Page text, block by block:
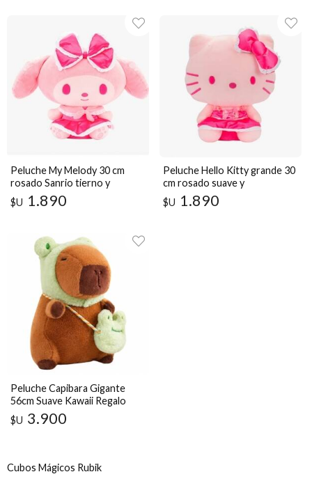
Cubos Mágicos Rubik
Peluche My Melody 30 cm
rosado Sanrio tierno y
coleccionable
$U 1.890
Peluche Hello Kitty grande 30
cm rosado suave y
coleccionable
$U 1.890
Peluche Capibara Gigante
56cm Suave Kawaii Regalo
$U 3.900